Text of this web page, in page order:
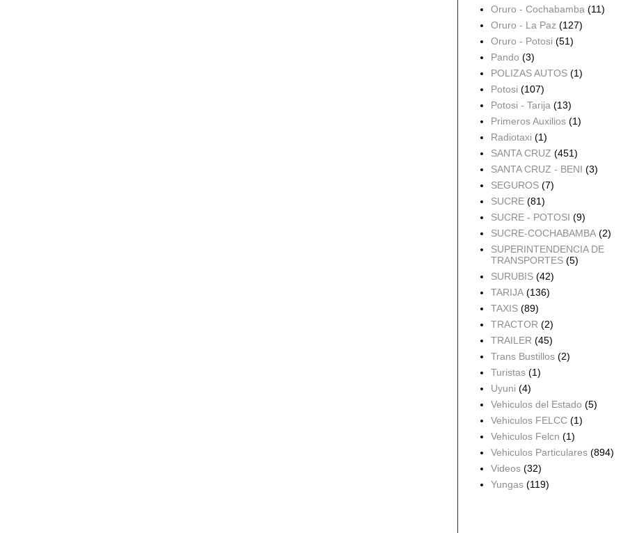
Oruro - Cochabamba (11)
Oruro - La Paz (127)
Oruro - Potosi (51)
Pando (3)
POLIZAS AUTOS (1)
Potosi (107)
Potosi - Tarija (13)
Primeros Auxilios (1)
Radiotaxi (1)
SANTA CRUZ (451)
SANTA CRUZ - BENI (3)
SEGUROS (7)
SUCRE (81)
SUCRE - POTOSI (9)
SUCRE-COCHABAMBA (2)
SUPERINTENDENCIA DE
TRANSPORTES (5)
SURUBIS (42)
TARIJA (136)
TAXIS (89)
TRACTOR (2)
TRAILER (45)
Trans Bustillos (2)
Turistas (1)
Uyuni (4)
Vehiculos del Estado (5)
Vehiculos FELCC (1)
Vehiculos Felcn (1)
Vehiculos Particulares (894)
Videos (32)
Yungas (119)